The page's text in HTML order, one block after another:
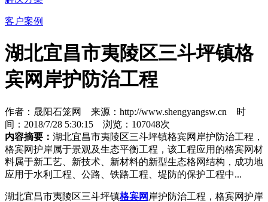
客户案例
湖北宜昌市夷陵区三斗坪镇格
宾网岸护防治工程
作者：晟阳石笼网 来源：http://www.shengyangsw.cn 时
间：2018/7/28 5:30:15 浏览：107048次
内容摘要： 湖北宜昌市夷陵区三斗坪镇格宾网岸护防治工程，
格宾网护岸属于景观及生态平衡工程，该工程应用的格宾网材
料属于新工艺、新技术、新材料的新型生态格网结构，成功地
应用于水利工程、公路、铁路工程、堤防的保护工程中...
湖北宜昌市夷陵区三斗坪镇格宾网 岸护防治工程，格宾网护岸